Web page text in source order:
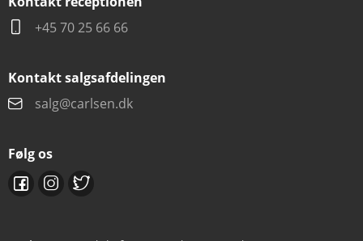
+45 70 25 66 66
Kontakt salgsafdelingen
salg@carlsen.dk
Følg os